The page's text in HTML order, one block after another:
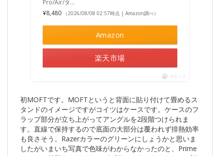
Pro/Air/タ...
¥8,480
（2026/08/08 02:57時点 | Amazon調べ）
Amazon
楽天市場
ポチップ
初MOFTです。MOFTというと背面に貼り付けて畳めるス
タンドのイメージですがコイツはケースです。ケースのフ
ラップ部分が立ち上がってアングルを2段階つけられま
す。直線で保持するので底面の大部分は覆われず排熱効率
も良さそう。Razerカラーのグリーンにしょうかと思いま
したがいまいち写真で色味がわからなかったのと、Prime